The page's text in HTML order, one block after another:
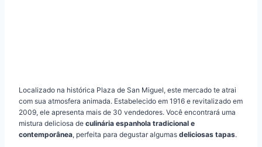
Localizado na histórica Plaza de San Miguel, este mercado te atrai
com sua atmosfera animada. Estabelecido em 1916 e revitalizado em
2009, ele apresenta mais de 30 vendedores. Você encontrará uma
mistura deliciosa de culinária espanhola tradicional e
contemporânea, perfeita para degustar algumas deliciosas tapas.